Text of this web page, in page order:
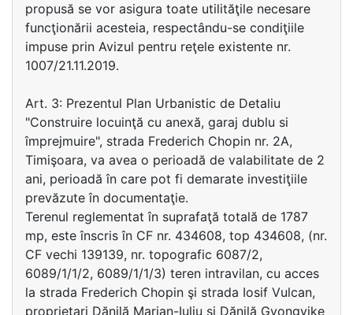
propusă se vor asigura toate utilităţile necesare
funcţionării acesteia, respectându-se condiţiile
impuse prin Avizul pentru reţele existente nr.
1007/21.11.2019.
Art. 3: Prezentul Plan Urbanistic de Detaliu
"Construire locuinţă cu anexă, garaj dublu si
împrejmuire", strada Frederich Chopin nr. 2A,
Timişoara, va avea o perioadă de valabilitate de 2
ani, perioadă în care pot fi demarate investiţiile
prevăzute în documentaţie.
Terenul reglementat în suprafaţă totală de 1787
mp, este înscris în CF nr. 434608, top 434608, (nr.
CF vechi 139139, nr. topografic 6087/2,
6089/1/1/2, 6089/1/1/3) teren intravilan, cu acces
la strada Frederich Chopin şi strada Iosif Vulcan,
proprietari Dănilă Marian-Iuliu şi Dănilă Gyongyike